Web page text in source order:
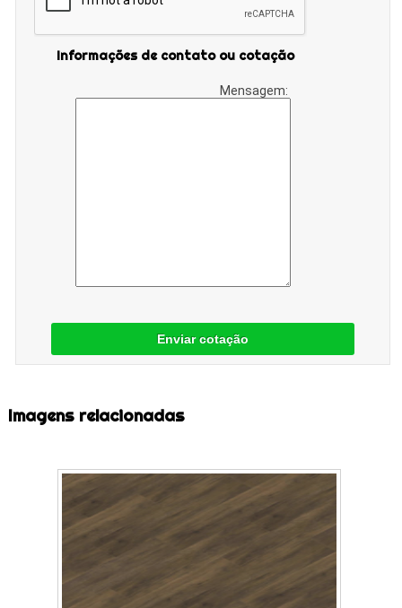
Informações de contato ou cotação
Mensagem:
Enviar cotação
Imagens relacionadas